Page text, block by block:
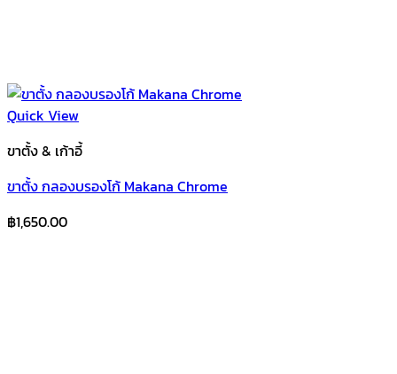
Quick View
ขาตั้ง & เก้าอี้
ขาตั้ง กลองบรองโก้ Makana Chrome
฿1,650.00